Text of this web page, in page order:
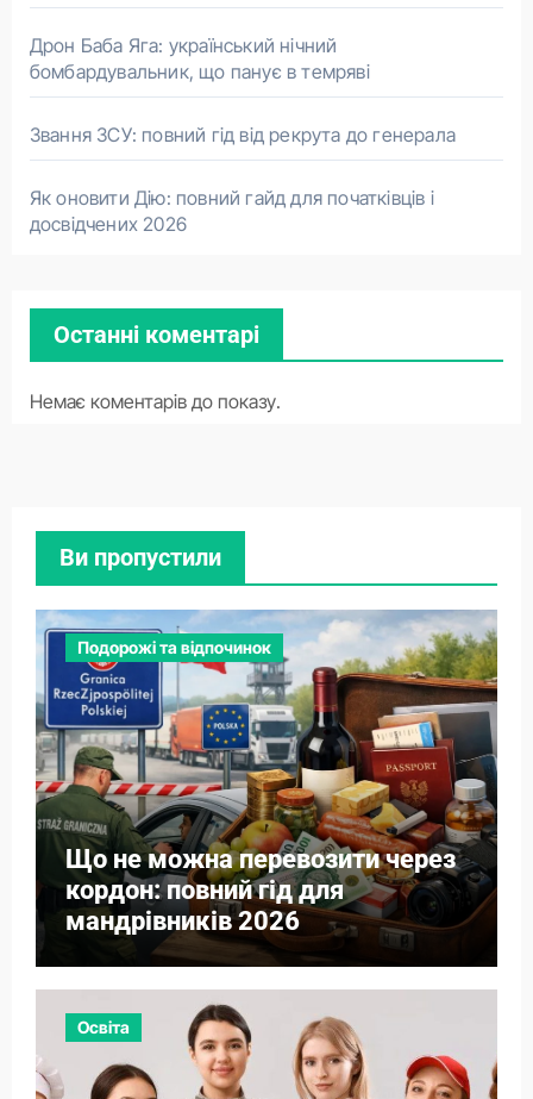
Дрон Баба Яга: український нічний
бомбардувальник, що панує в темряві
Звання ЗСУ: повний гід від рекрута до генерала
Як оновити Дію: повний гайд для початківців і
досвідчених 2026
Останні коментарі
Немає коментарів до показу.
Ви пропустили
Подорожі та відпочинок
Що не можна перевозити через
кордон: повний гід для
мандрівників 2026
Освіта